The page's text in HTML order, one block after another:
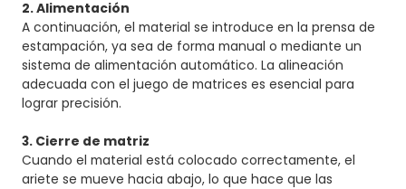
2. Alimentación
A continuación, el material se introduce en la prensa de
estampación, ya sea de forma manual o mediante un
sistema de alimentación automático. La alineación
adecuada con el juego de matrices es esencial para
lograr precisión.
3. Cierre de matriz
Cuando el material está colocado correctamente, el
ariete se mueve hacia abajo, lo que hace que las